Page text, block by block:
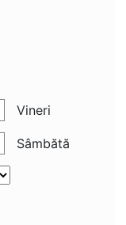
Vineri
Sâmbătă